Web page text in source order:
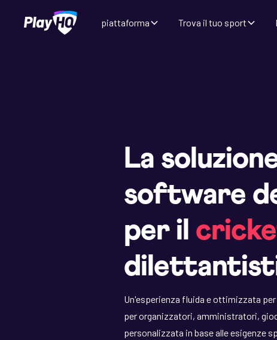
piattaforma Trova il tuo sport
La
software
per il
Un'esperienza fluida e ottimizzata
per organizzatori, amministratori,
personalizzata in base alle esigenze